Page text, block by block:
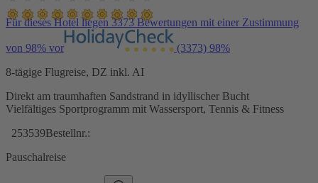
Für dieses Hotel liegen 3373 Bewertungen mit einer Zustimmung
von 98% vor (3373) 98%
8-tägige Flugreise, DZ inkl. AI
Direkt am traumhaften Sandstrand in idyllischer Bucht
Vielfältiges Sportprogramm mit Wassersport, Tennis & Fitness
253539Bestellnr.:
Pauschalreise